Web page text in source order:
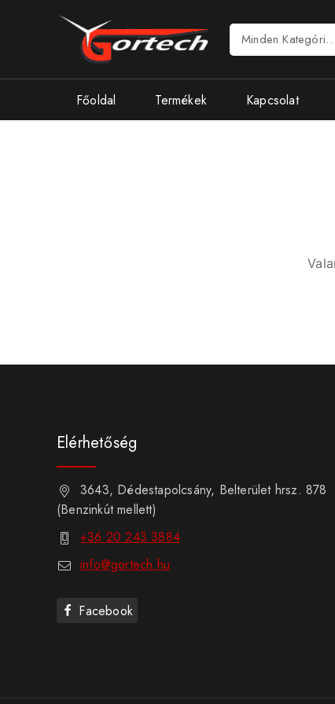
Főoldal Termékek Kapcsolat
Elérhetőség
3643, Dédestapolcsány, Belterület hrsz. 878
(Benzinkút mellett)
+36 20 243 3884
info@gortech.hu
Facebook